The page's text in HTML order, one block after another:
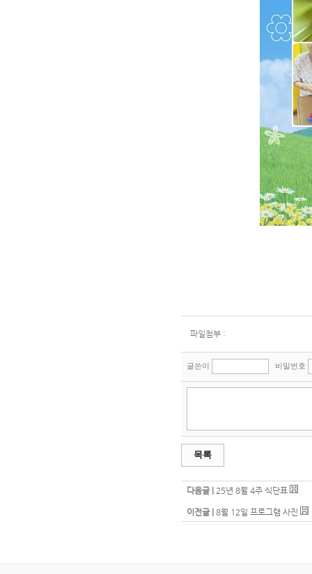
파일첨부 :
글쓴이 비밀번호
목록
다음글 | 25년 8월 4주 식단표
이전글 | 8월 12일 프로그램 사진